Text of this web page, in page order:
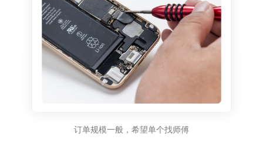
订单规模一般，希望单个找师傅